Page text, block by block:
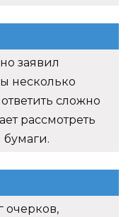
заявил
несколько
сложно
рассмотреть
бумаги.
очерков,